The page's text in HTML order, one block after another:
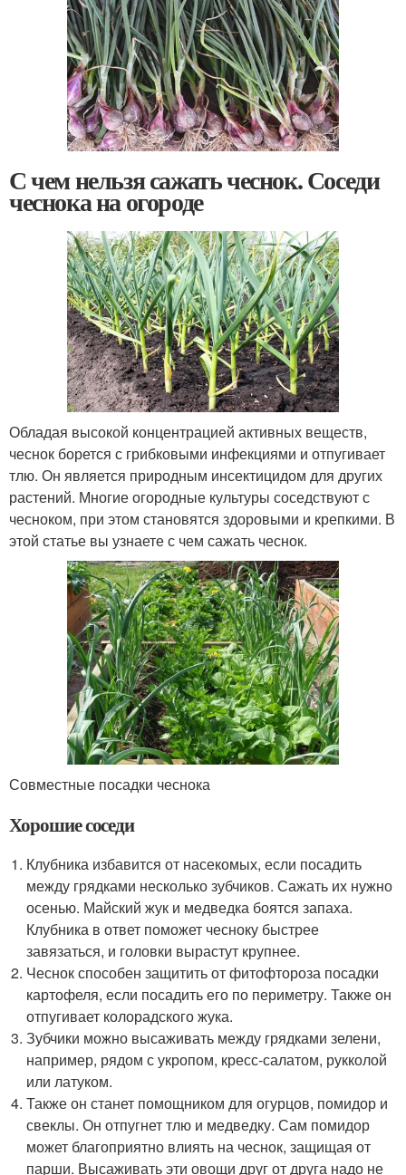
С чем нельзя сажать чеснок. Соседи
чеснока на огороде
Обладая высокой концентрацией активных веществ,
чеснок борется с грибковыми инфекциями и отпугивает
тлю. Он является природным инсектицидом для других
растений. Многие огородные культуры соседствуют с
чесноком, при этом становятся здоровыми и крепкими. В
этой статье вы узнаете с чем сажать чеснок.
Совместные посадки чеснока
Хорошие соседи
Клубника избавится от насекомых, если посадить
между грядками несколько зубчиков. Сажать их нужно
осенью. Майский жук и медведка боятся запаха.
Клубника в ответ поможет чесноку быстрее
завязаться, и головки вырастут крупнее.
Чеснок способен защитить от фитофтороза посадки
картофеля, если посадить его по периметру. Также он
отпугивает колорадского жука.
Зубчики можно высаживать между грядками зелени,
например, рядом с укропом, кресс-салатом, рукколой
или латуком.
Также он станет помощником для огурцов, помидор и
свеклы. Он отпугнет тлю и медведку. Сам помидор
может благоприятно влиять на чеснок, защищая от
парши. Высаживать эти овощи друг от друга надо не